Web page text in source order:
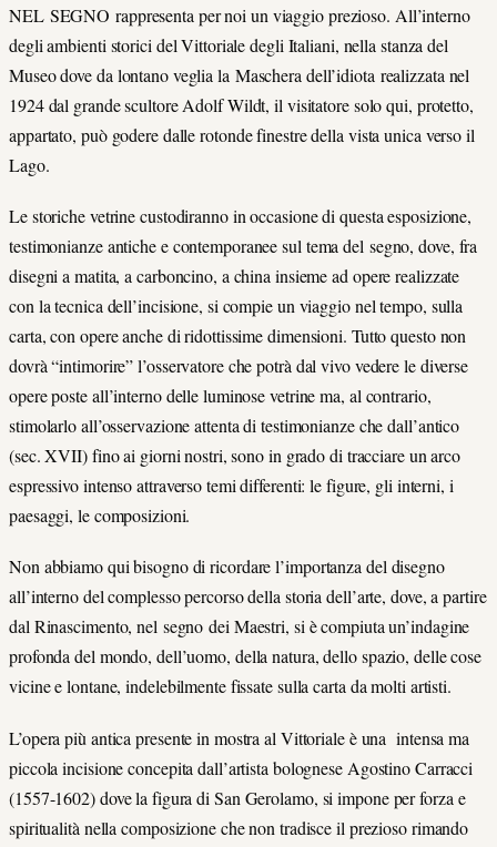
NEL SEGNO rappresenta per noi un viaggio prezioso. All’interno
degli ambienti storici del Vittoriale degli Italiani, nella stanza del
Museo dove da lontano veglia la Maschera dell’idiota realizzata nel
1924 dal grande scultore Adolf Wildt, il visitatore solo qui, protetto,
appartato, può godere dalle rotonde finestre della vista unica verso il
Lago.
Le storiche vetrine custodiranno in occasione di questa esposizione,
testimonianze antiche e contemporanee sul tema del segno, dove, fra
disegni a matita, a carboncino, a china insieme ad opere realizzate
con la tecnica dell’incisione, si compie un viaggio nel tempo, sulla
carta, con opere anche di ridottissime dimensioni. Tutto questo non
dovrà “intimorire” l’osservatore che potrà dal vivo vedere le diverse
opere poste all’interno delle luminose vetrine ma, al contrario,
stimolarlo all’osservazione attenta di testimonianze che dall’antico
(sec. XVII) fino ai giorni nostri, sono in grado di tracciare un arco
espressivo intenso attraverso temi differenti: le figure, gli interni, i
paesaggi, le composizioni.
Non abbiamo qui bisogno di ricordare l’importanza del disegno
all’interno del complesso percorso della storia dell’arte, dove, a partire
dal Rinascimento, nel segno dei Maestri, si è compiuta un’indagine
profonda del mondo, dell’uomo, della natura, dello spazio, delle cose
vicine e lontane, indelebilmente fissate sulla carta da molti artisti.
L’opera più antica presente in mostra al Vittoriale è una intensa ma
piccola incisione concepita dall’artista bolognese Agostino Carracci
(1557-1602) dove la figura di San Gerolamo, si impone per forza e
spiritualità nella composizione che non tradisce il prezioso rimando